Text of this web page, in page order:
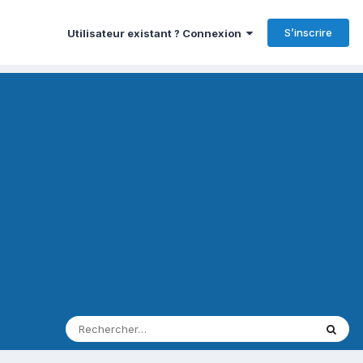
Utilisateur existant ? Connexion S’inscrire